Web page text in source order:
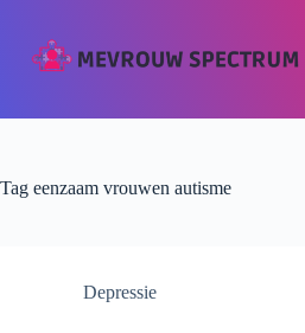
Tag eenzaam vrouwen autisme
Depressie